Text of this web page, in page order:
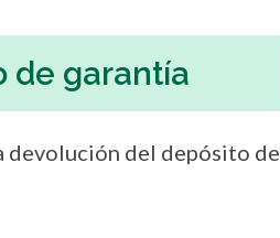
de garantía
devolución del depósito de